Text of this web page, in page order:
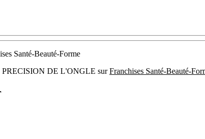
Santé-Beauté-Forme
: PRECISION DE L'ONGLE surFranchises Santé-Beauté-